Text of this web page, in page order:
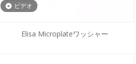
ビデオ
Elisa Microplateワッシャー